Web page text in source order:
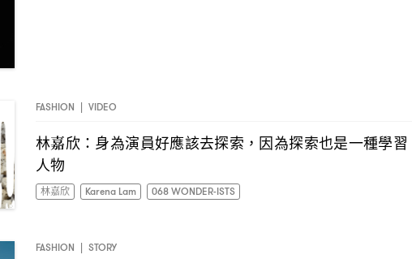
FASHION | VIDEO
林嘉欣 ： 身為演員好應該去探索 ， 因為探索也是一種學習
人物
林嘉欣 Karena Lam 068 WONDER-ISTS
FASHION | STORY